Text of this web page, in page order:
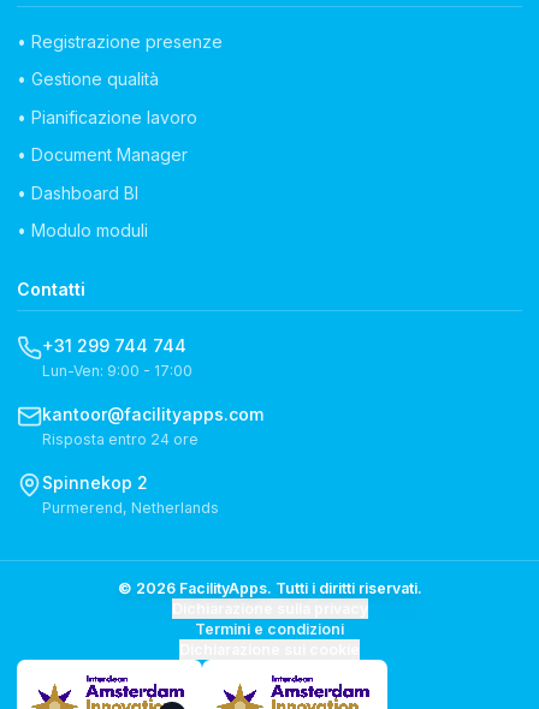
• Registrazione presenze
• Gestione qualità
• Pianificazione lavoro
• Document Manager
• Dashboard BI
• Modulo moduli
Contatti
+31 299 744 744
Lun-Ven: 9:00 - 17:00
kantoor@facilityapps.com
Risposta entro 24 ore
Spinnekop 2
Purmerend, Netherlands
© 2026 FacilityApps. Tutti i diritti riservati.
Termini e condizioni